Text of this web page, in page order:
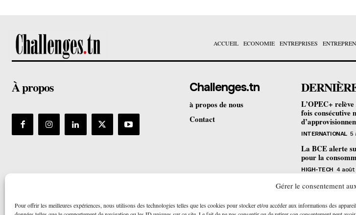
Gérer le consentement
Pour offrir les meilleures expériences, nous utilisons des technologies telles que les cookies pour stocker et/ou accéder aux informations des
ACCUEIL ECONOMIE ENTREPRISES
À propos Challenges.tn
à propos de nous
Contact
L’OPEC+
fois consécutive
INTERNATIONAL 5
La BCE alerte
pour la
HIGH-TECH 4 août
Bourse de Tunis
ENTREPRISES 4